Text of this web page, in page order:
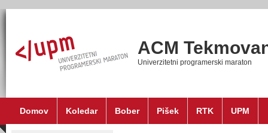
ACM
Univerzitetni programerski maraton
Domov Koledar Bober Pišek RTK UPM